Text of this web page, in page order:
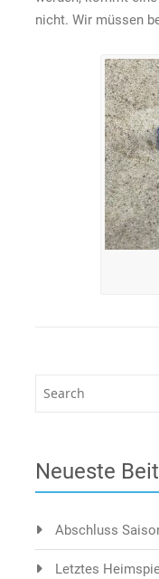
nicht. Wir müssen
Neueste
Abschluss
Letztes